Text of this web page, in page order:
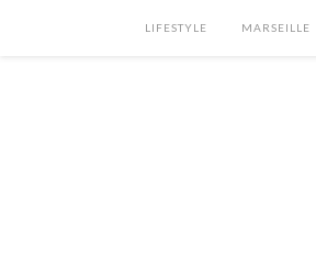
LIFESTYLE MARSEILLE